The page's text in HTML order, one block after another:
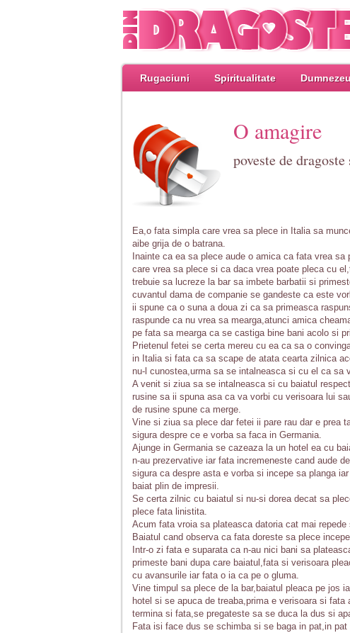
Rugaciuni Spiritualitate
O amagire
poveste de
Ea,o fata simpla care vrea sa plece in Italia sa
aibe grija de o batrana.
Inainte ca ea sa plece aude o amica ca fata vrea
care vrea sa plece si ca daca vrea poate pleca cu
trebuie sa lucreze la bar sa imbete barbatii si
cuvantul dama de companie se gandeste ca este
ii spune ca o suna a doua zi ca sa primeasca
raspunde ca nu vrea sa mearga,atunci amica
pe fata sa mearga ca se castiga bine bani acolo si
Prietenul fetei se certa mereu cu ea ca sa o
in Italia si fata ca sa scape de atata cearta zilnica
nu-l cunostea,urma sa se intalneasca si cu el ca sa
A venit si ziua sa se intalneasca si cu baiatul
rusine sa ii spuna asa ca va vorbi cu verisoara lui
de rusine spune ca merge.
Vine si ziua sa plece dar fetei ii pare rau dar e prea
sigura despre ce e vorba sa faca in Germania.
Ajunge in Germania se cazeaza la un hotel ea cu
n-au prezervative iar fata incremeneste cand aude
sigura ca despre asta e vorba si incepe sa planga
baiat plin de impresii.
Se certa zilnic cu baiatul si nu-si dorea decat sa
plece fata linistita.
Acum fata vroia sa plateasca datoria cat mai repede
Baiatul cand observa ca fata doreste sa plece
Intr-o zi fata e suparata ca n-au nici bani sa
primeste bani dupa care baiatul,fata si verisoara
cu avansurile iar fata o ia ca pe o gluma.
Vine timpul sa plece de la bar,baiatul pleaca pe jos
hotel si se apuca de treaba,prima e verisoara si
termina si fata,se pregateste sa se duca la dus si
Fata isi face dus se schimba si se baga in pat,in